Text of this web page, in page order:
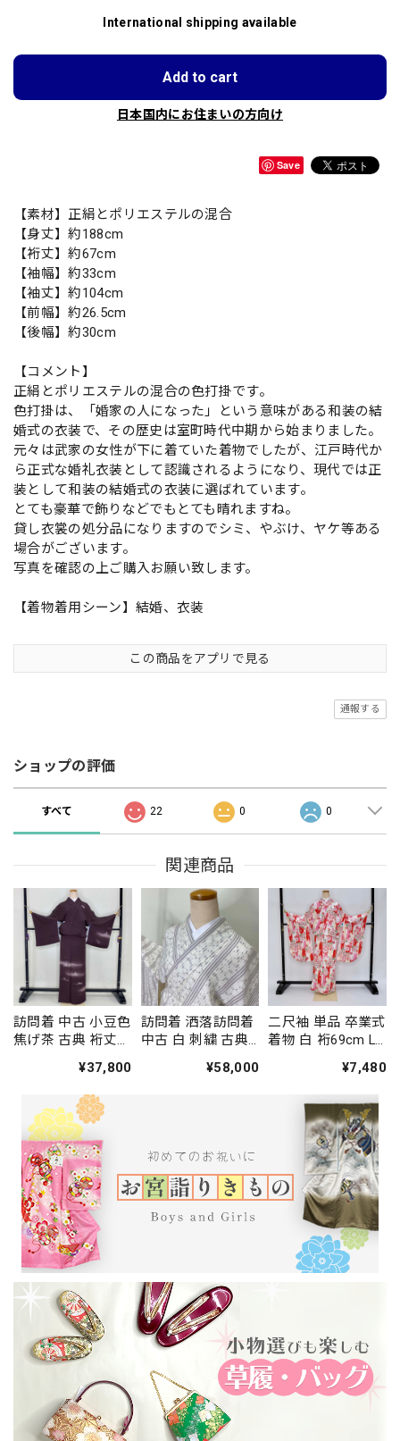
International shipping available
Add to cart
日本国内にお住まいの方向け
Save
【素材】正絹とポリエステルの混合
【身丈】約188cm
【裄丈】約67cm
【袖幅】約33cm
【袖丈】約104cm
【前幅】約26.5cm
【後幅】約30cm
【コメント】
正絹とポリエステルの混合の色打掛です。
色打掛は、「婚家の人になった」という意味がある和装の結
婚式の衣装で、その歴史は室町時代中期から始まりました。
元々は武家の女性が下に着ていた着物でしたが、江戸時代か
ら正式な婚礼衣装として認識されるようになり、現代では正
装として和装の結婚式の衣装に選ばれています。
とても豪華で飾りなどでもとても晴れますね。
貸し衣裳の処分品になりますのでシミ、やぶけ、ヤケ等ある
場合がございます。
写真を確認の上ご購入お願い致します。
【着物着用シーン】結婚、衣装
この商品をアプリで見る
通報する
ショップの評価
すべて 22 0 0
関連商品
訪問着 中古 小豆色
焦げ茶 古典 裄丈
164.5cm 結婚式 着
物 入学式 卒業式
礼装 3114
¥37,800
訪問着 洒落訪問着
中古 白 刺繍 古典
166.5cm 結婚式 着
¥58,000
二尺袖 単品 卒業式
着物 白 裄69cm LL
繊 中古 4577¥7,480